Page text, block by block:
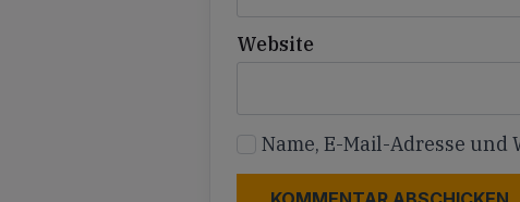
Website
Name, E-Mail-Adresse